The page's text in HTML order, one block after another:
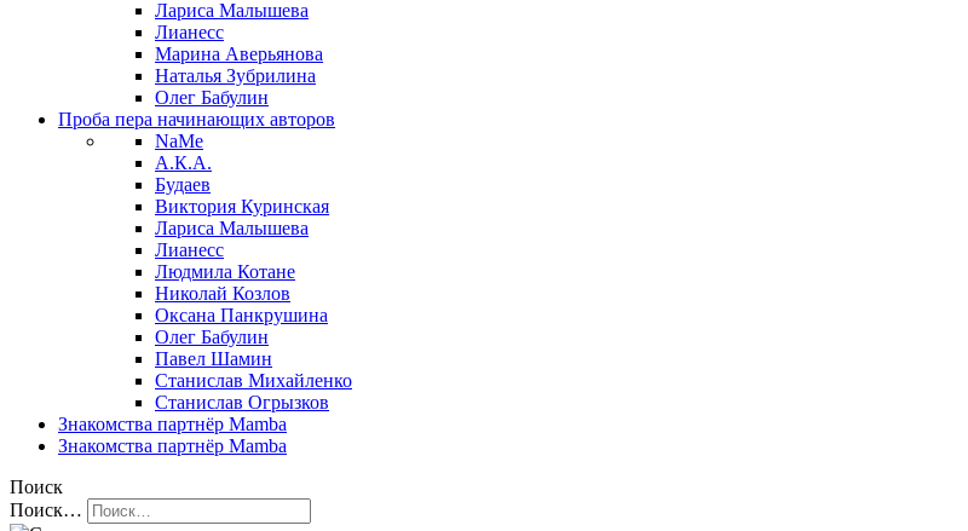
Лариса Малышева
Лианесс
Марина Аверьянова
Наталья Зубрилина
Олег Бабулин
Проба пера начинающих авторов
NaMe
А.К.А.
Будаев
Виктория Куринская
Лариса Малышева
Лианесс
Людмила Котане
Николай Козлов
Оксана Панкрушина
Олег Бабулин
Павел Шамин
Станислав Михайленко
Станислав Огрызков
Знакомства партнёр Mamba
Знакомства партнёр Mamba
Поиск
Поиск…